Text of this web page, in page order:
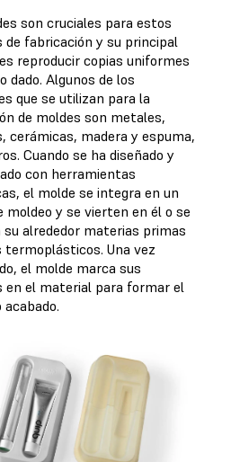
son cruciales para estos
de fabricación y su principal
reproducir copias uniformes
dado. Algunos de los
que se utilizan para la
de moldes son metales,
cerámicas, madera y espuma,
Cuando se ha diseñado y
con herramientas
el molde se integra en un
moldeo y se vierten en él o se
su alrededor materias primas
termoplásticos. Una vez
el molde marca sus
en el material para formar el